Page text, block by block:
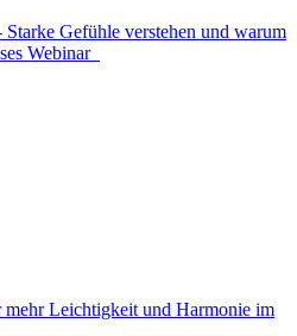
Gefühle verstehen und warum
Webinar
Leichtigkeit und Harmonie im